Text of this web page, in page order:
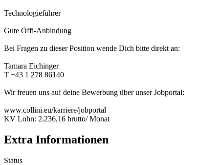
Technologieführer
Gute Öffi-Anbindung
Bei Fragen zu dieser Position wende Dich bitte direkt an:
Tamara Eichinger
T +43 1 278 86140
Wir freuen uns auf deine Bewerbung über unser Jobportal:
www.collini.eu/karriere/jobportal
KV Lohn: 2.236,16 brutto/ Monat
Extra Informationen
Status